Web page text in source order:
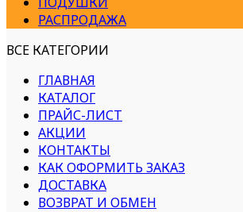
РАСПРОДАЖА
ВСЕ КАТЕГОРИИ
ГЛАВНАЯ
КАТАЛОГ
ПРАЙС-ЛИСТ
АКЦИИ
КОНТАКТЫ
КАК ОФОРМИТЬ ЗАКАЗ
ДОСТАВКА
ВОЗВРАТ И ОБМЕН